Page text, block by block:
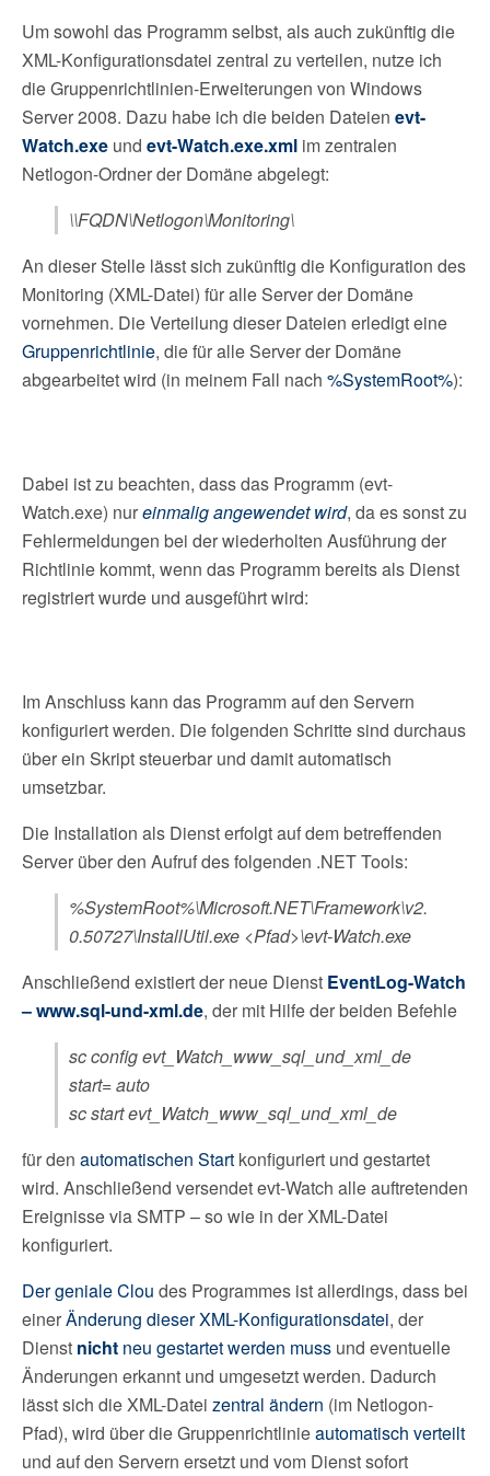
Um sowohl das Programm selbst, als auch zukünftig die
XML-Konfigurationsdatei zentral zu verteilen, nutze ich
die Gruppenrichtlinien-Erweiterungen von Windows
Server 2008. Dazu habe ich die beiden Dateien evt-
Watch.exe und evt-Watch.exe.xml im zentralen
Netlogon-Ordner der Domäne abgelegt:
\\FQDN\Netlogon\Monitoring\
An dieser Stelle lässt sich zukünftig die Konfiguration des
Monitoring (XML-Datei) für alle Server der Domäne
vornehmen. Die Verteilung dieser Dateien erledigt eine
Gruppenrichtlinie, die für alle Server der Domäne
abgearbeitet wird (in meinem Fall nach %SystemRoot%):
Dabei ist zu beachten, dass das Programm (evt-
Watch.exe) nureinmalig angewendet wird, da es sonst zu
Fehlermeldungen bei der wiederholten Ausführung der
Richtlinie kommt, wenn das Programm bereits als Dienst
registriert wurde und ausgeführt wird:
Im Anschluss kann das Programm auf den Servern
konfiguriert werden. Die folgenden Schritte sind durchaus
über ein Skript steuerbar und damit automatisch
umsetzbar.
Die Installation als Dienst erfolgt auf dem betreffenden
Server über den Aufruf des folgenden .NET Tools:
%SystemRoot%\Microsoft.NET\Framework\v2.
0.50727\InstallUtil.exe <Pfad>\evt-Watch.exe
Anschließend existiert der neue Dienst EventLog-Watch
– www.sql-und-xml.de, der mit Hilfe der beiden Befehle
sc config evt_Watch_www_sql_und_xml_de
start= auto
sc start evt_Watch_www_sql_und_xml_de
für den automatischen Start konfiguriert und gestartet
wird. Anschließend versendet evt-Watch alle auftretenden
Ereignisse via SMTP – so wie in der XML-Datei
konfiguriert.
Der geniale Clou des Programmes ist allerdings, dass bei
einerÄnderung dieser XML-Konfigurationsdatei, der
Dienst nicht neu gestartet werden muss und eventuelle
Änderungen erkannt und umgesetzt werden. Dadurch
lässt sich die XML-Datei zentral ändern (im Netlogon-
Pfad), wird über die Gruppenrichtlinieautomatisch verteilt
und auf den Servern ersetzt und vom Dienst sofort